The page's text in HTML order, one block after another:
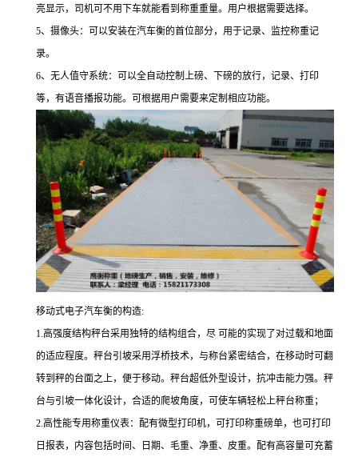
亮显示，司机可不用下车就能看到称重重量。用户根据需要选择。
5、摄像头：可以安装在汽车衡的首位部分，用于记录、监控称重记
录。
6、无人值守系统：可以全自动控制上磅、下磅的放行，记录、打印
等，有语音播报功能。可根据用户需要来定制相应功能。
移动式电子汽车衡的构造:
1.高强度结构秤台采用独特的结构组合，尽 可能的实现了对过载和地面
的适应程度。秤台引坡采用浮桥技术，与称台紧密结合，在移动时可翻
转到秤的台面之上，便于移动。秤台超低外型设计，抗冲击能力强。秤
台与引坡一体化设计，合适的爬坡角度，可使车辆轻松上秤台称重；
2.高性能专用称重仪表：配有微型打印机，可打印称重磅单，也可打印
日报表，内容包括时间、日期、毛重、净重、皮重。配有高容量可充蓄